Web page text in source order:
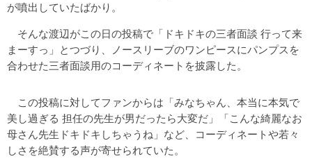
が噴出していたばかり。
そんな渡辺がこの日の投稿で「ドキドキの三者面談 行って来
まーすっ」とつづり、ノースリーブのワンピースにパンプスを
合わせた三者面談用のコーディネートを披露した。
この投稿に対してファンからは「みなちゃん、本当に本気で
美し過ぎる 担任の先生が男だったら大変だ」「こんな綺麗なお
母さん先生ドキドキしちゃうね」など、コーディネートや若々
しさを絶賛する声が寄せられていた。